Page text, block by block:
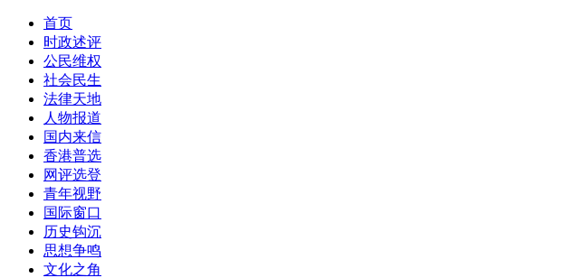
首页
时政述评
公民维权
社会民生
法律天地
人物报道
国内来信
香港普选
网评选登
青年视野
国际窗口
历史钩沉
思想争鸣
文化之角